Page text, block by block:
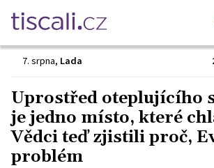
7. srpna, Lada
Uprostřed oteplujícího
je jedno místo, které
Vědci teď zjistili proč,
problém